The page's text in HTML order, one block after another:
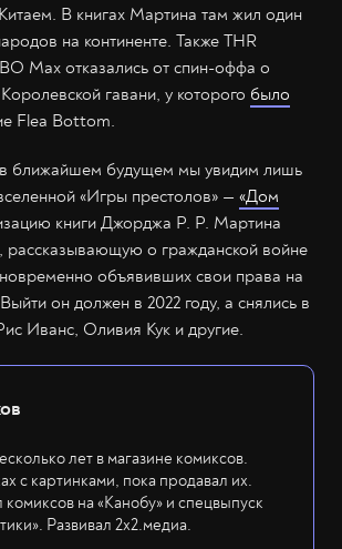
В книгах Мартина там жил один
на континенте. Также THR
Max отказались от спин-оффа о
гавани, у которого было
Flea Bottom.
в ближайшем будущем мы увидим лишь
«Игры престолов» — «Дом
книги Джорджа Р. Р. Мартина
рассказывающую о гражданской войне
объявивших свои права на
он должен в 2022 году, а снялись в
Иванс, Оливия Кук и другие.
лет в магазине комиксов.
с картинками, пока продавал их.
на «Канобу» и спецвыпуск
Развивал 2х2.медиа.